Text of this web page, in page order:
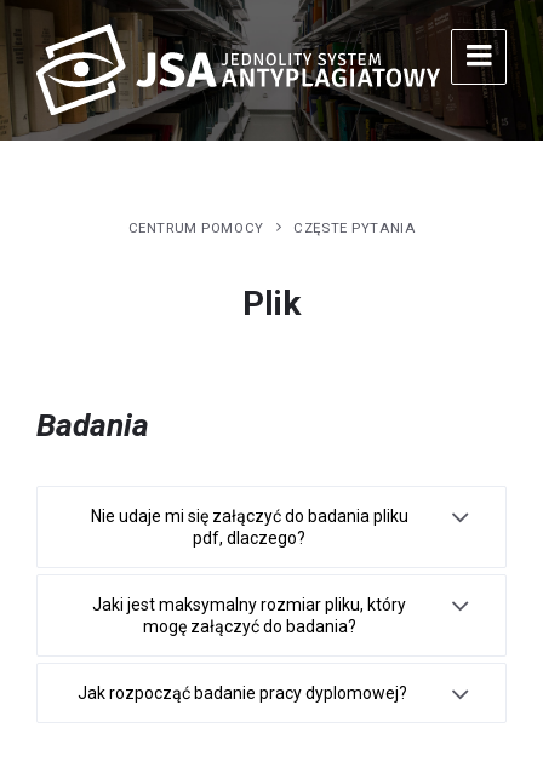
CENTRUM POMOCY CZĘSTE PYTANIA
Plik
Badania
Nie udaje mi się załączyć do badania pliku
pdf, dlaczego?
Jaki jest maksymalny rozmiar pliku, który
mogę załączyć do badania?
Jak rozpocząć badanie pracy dyplomowej?